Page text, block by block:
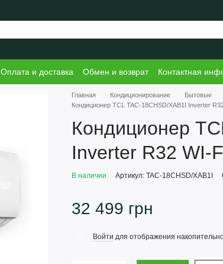
Оплата и доставка Обмен и возврат
Контактная
Главная Кондиционирование Бытовые
Кондиционер TCL TAC-18CHSD/XAB1I Inverter
Кондиционер
Inverter R32 WI-
В наличии Артикул: TAC-18CHSD/XAB1I
32 499 грн
Войти для отображения